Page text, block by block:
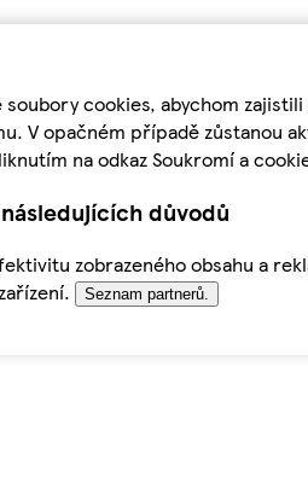
cookies, abychom
V opačném případě zůstanou
na odkaz Soukromí a
důvodů
zobrazeného obsahu a
Seznam partnerů.